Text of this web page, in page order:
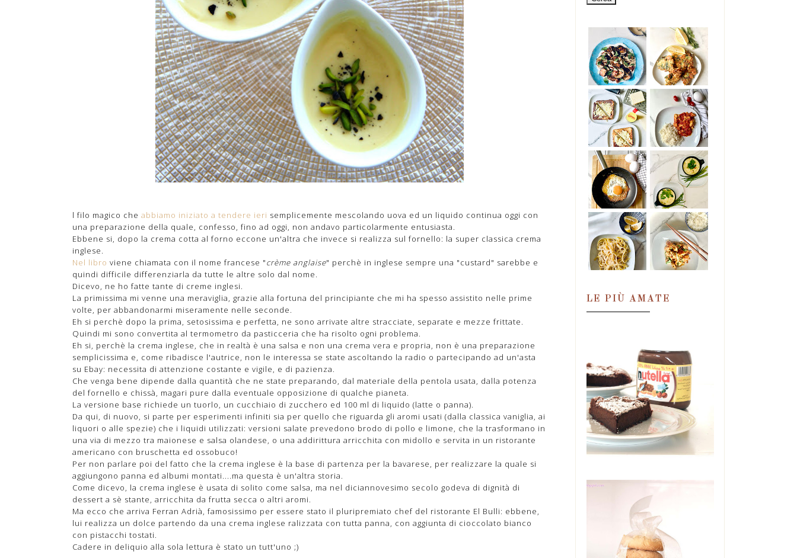
l filo magico che abbiamo iniziato a tendere ieri semplicemente mescolando uova ed un liquido continua oggi con
una preparazione della quale, confesso, fino ad oggi, non andavo particolarmente entusiasta.
Ebbene si, dopo la crema cotta al forno eccone un'altra che invece si realizza sul fornello: la super classica crema
inglese.
Nel libro viene chiamata con il nome francese "crème anglaise" perchè in inglese sempre una "custard" sarebbe e
quindi difficile differenziarla da tutte le altre solo dal nome.
Dicevo, ne ho fatte tante di creme inglesi.
La primissima mi venne una meraviglia, grazie alla fortuna del principiante che mi ha spesso assistito nelle prime
volte, per abbandonarmi miseramente nelle seconde.
Eh si perchè dopo la prima, setosissima e perfetta, ne sono arrivate altre stracciate, separate e mezze frittate.
Quindi mi sono convertita al termometro da pasticceria che ha risolto ogni problema.
Eh si, perchè la crema inglese, che in realtà è una salsa e non una crema vera e propria, non è una preparazione
semplicissima e, come ribadisce l'autrice, non le interessa se state ascoltando la radio o partecipando ad un'asta
su Ebay: necessita di attenzione costante e vigile, e di pazienza.
Che venga bene dipende dalla quantità che ne state preparando, dal materiale della pentola usata, dalla potenza
del fornello e chissà, magari pure dalla eventuale opposizione di qualche pianeta.
La versione base richiede un tuorlo, un cucchiaio di zucchero ed 100 ml di liquido (latte o panna).
Da qui, di nuovo, si parte per esperimenti infiniti sia per quello che riguarda gli aromi usati (dalla classica vaniglia, ai
liquori o alle spezie) che i liquidi utilizzati: versioni salate prevedono brodo di pollo e limone, che la trasformano in
una via di mezzo tra maionese e salsa olandese, o una addirittura arricchita con midollo e servita in un ristorante
americano con bruschetta ed ossobuco!
Per non parlare poi del fatto che la crema inglese è la base di partenza per la bavarese, per realizzare la quale si
aggiungono panna ed albumi montati....ma questa è un'altra storia.
Come dicevo, la crema inglese è usata di solito come salsa, ma nel diciannovesimo secolo godeva di dignità di
dessert a sè stante, arricchita da frutta secca o altri aromi.
Ma ecco che arriva Ferran Adrià, famosissimo per essere stato il pluripremiato chef del ristorante El Bulli: ebbene,
lui realizza un dolce partendo da una crema inglese ralizzata con tutta panna, con aggiunta di cioccolato bianco
con pistacchi tostati.
Cadere in deliquio alla sola lettura è stato un tutt'uno ;)
LE PIÙ AMATE
TORTA MAGICA
ALLA NUTELLA,
IN DUE
INGREDIENTI!
Una condanna. Una
perdizione. Una droga.
Un'ossessione. Tutte in quel
barattolo. E se ne ...
BISCOTTI DI
MAIONESE